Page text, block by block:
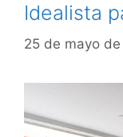
Idealista
25 de mayo